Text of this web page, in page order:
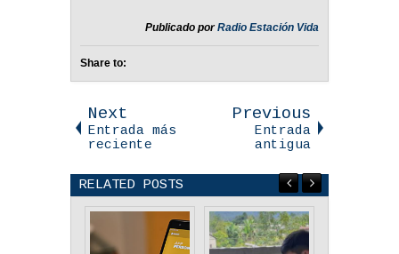
Publicado porRadio Estación Vida
Share to:
Next
Entrada más
reciente
Previous
Entrada
antigua
RELATED POSTS